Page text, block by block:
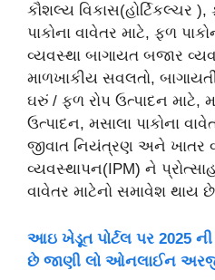
કૌશલ્ય
પાકોના વાવેતર માટે, ફળ
વ્યવસ્થા બાગાયત બજાર
માળખાકીય સવલતો,
ઘરું / ફળ રોપ ઉત્પાદન માટે,
ઉત્પાદન, મસાલા પાકોના
જીવાત નિયંત્રણ અને ખાતર
વ્યવસ્થાપન(IPM) ને
વાવેતર માટેનો સમાવેશ થાય
આઇ ખેડૂત પોર્ટલ પર 2025
છે જાણી લો ઓનલાઈન